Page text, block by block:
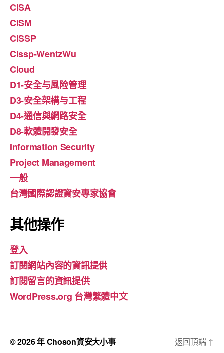
CISA
CISM
CISSP
Cissp-WentzWu
Cloud
D1-安全与風险管理
D3-安全架構与工程
D4-通信與網路安全
D8-軟體開發安全
Information Security
Project Management
一般
台灣國際認證資安專家協會
其他操作
登入
訂閱網站內容的資訊提供
訂閱留言的資訊提供
WordPress.org 台灣繁體中文
© 2026 年Choson資安大小事 返回頂端 ↑